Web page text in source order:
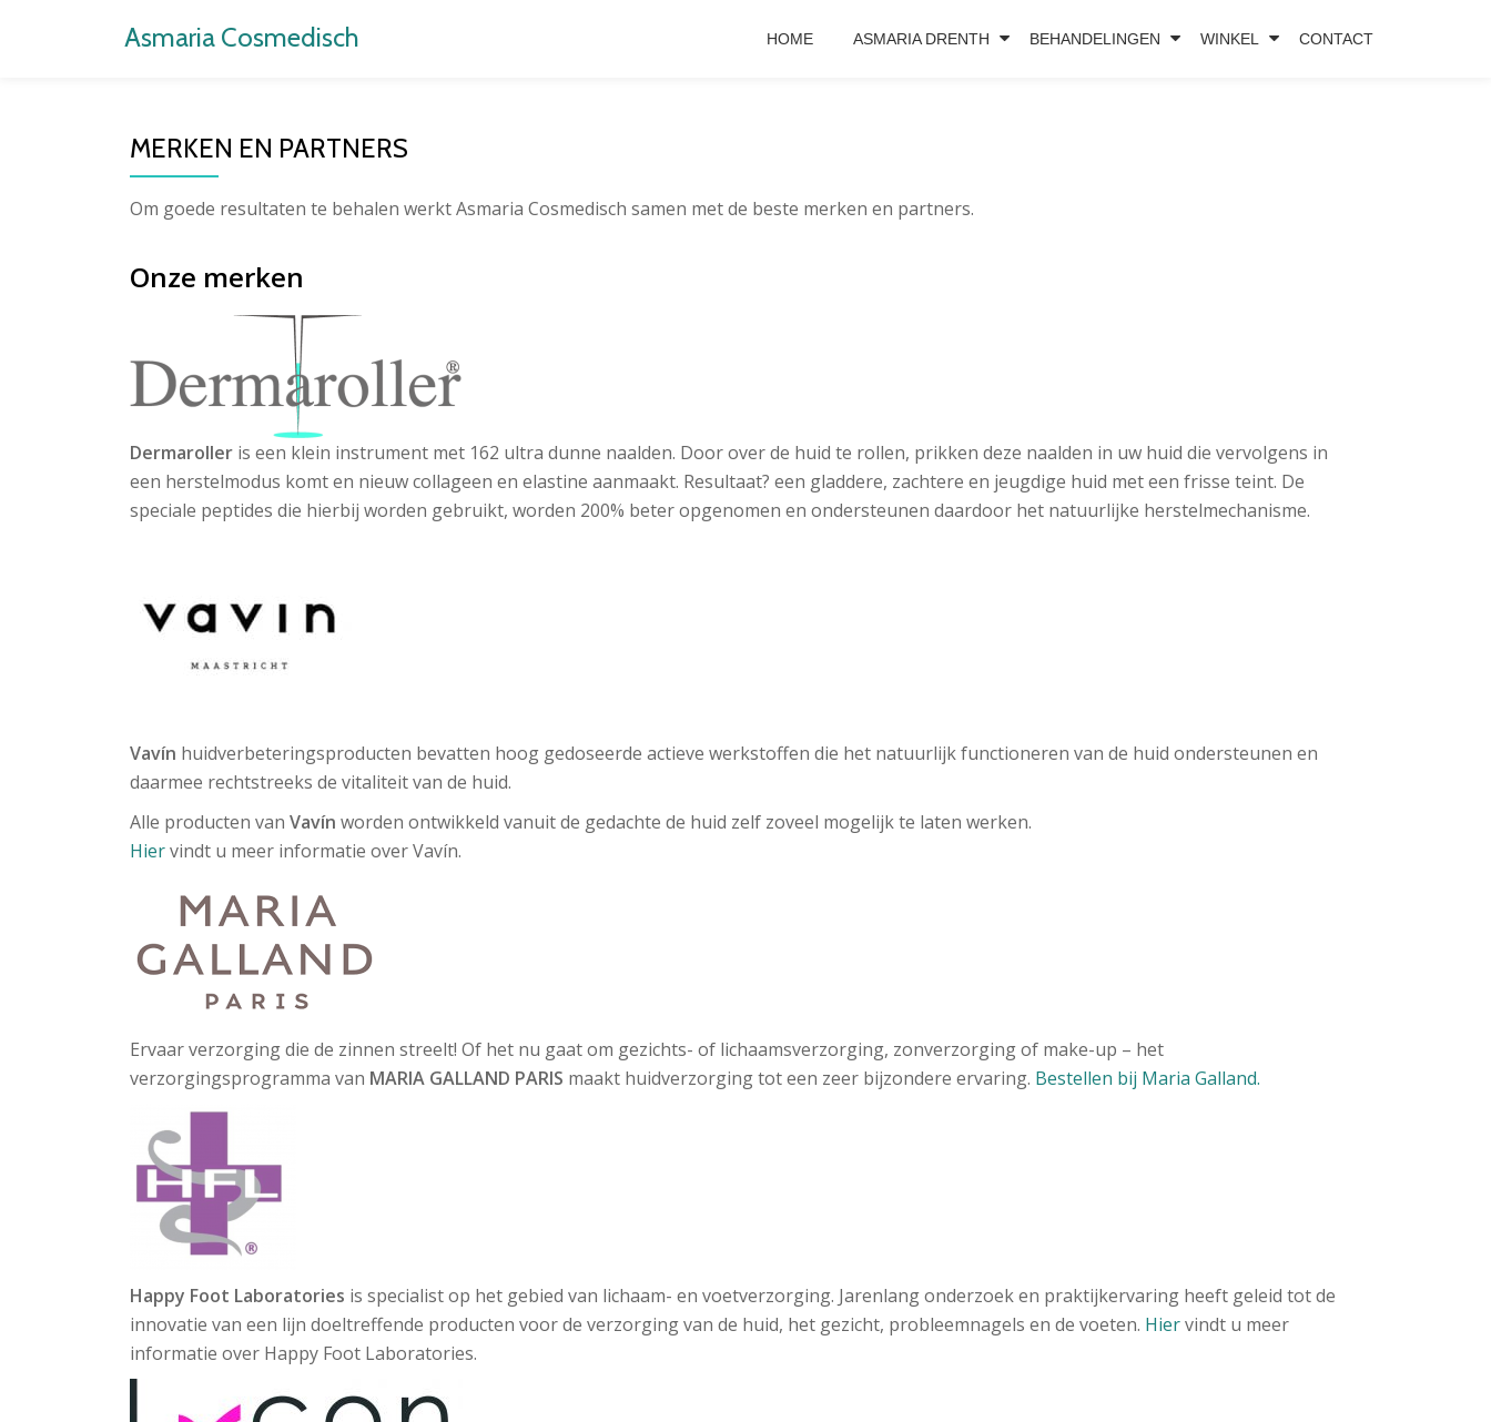
Asmaria Cosmedisch HOME ASMARIA DRENTH BEHANDELINGEN WINKEL CONTACT
MERKEN EN PARTNERS
Om goede resultaten te behalen werkt Asmaria Cosmedisch samen met de beste merken en partners.
Onze merken
Dermaroller is een klein instrument met 162 ultra dunne naalden. Door over de huid te rollen, prikken deze naalden in uw huid die vervolgens in
een herstelmodus komt en nieuw collageen en elastine aanmaakt. Resultaat? een gladdere, zachtere en jeugdige huid met een frisse teint. De
speciale peptides die hierbij worden gebruikt, worden 200% beter opgenomen en ondersteunen daardoor het natuurlijke herstelmechanisme.
Vavín huidverbeteringsproducten bevatten hoog gedoseerde actieve werkstoffen die het natuurlijk functioneren van de huid ondersteunen en
daarmee rechtstreeks de vitaliteit van de huid.
Alle producten van Vavín worden ontwikkeld vanuit de gedachte de huid zelf zoveel mogelijk te laten werken.
Hiervindt u meer informatie over Vavín.
Ervaar verzorging die de zinnen streelt! Of het nu gaat om gezichts- of lichaamsverzorging, zonverzorging of make-up – het
verzorgingsprogramma van MARIA GALLAND PARIS maakt huidverzorging tot een zeer bijzondere ervaring. Bestellen bij Maria Galland.
Happy Foot Laboratories is specialist op het gebied van lichaam- en voetverzorging. Jarenlang onderzoek en praktijkervaring heeft geleid tot de
innovatie van een lijn doeltreffende producten voor de verzorging van de huid, het gezicht, probleemnagels en de voeten. Hiervindt u meer
informatie over Happy Foot Laboratories.